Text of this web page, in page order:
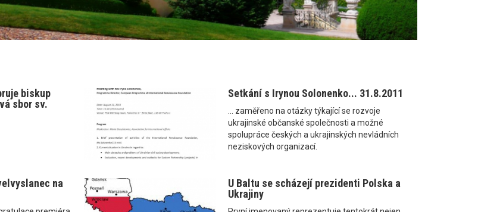
biskup
sbor sv.
Setkání s Irynou Solonenko... 31.8.2011
... zaměřeno na otázky týkající se rozvoje
ukrajinské občanské společnosti a možné
spolupráce českých a ukrajinských nevládních
neziskových organizací.
na
U Baltu se scházejí prezidenti Polska a
Ukrajiny